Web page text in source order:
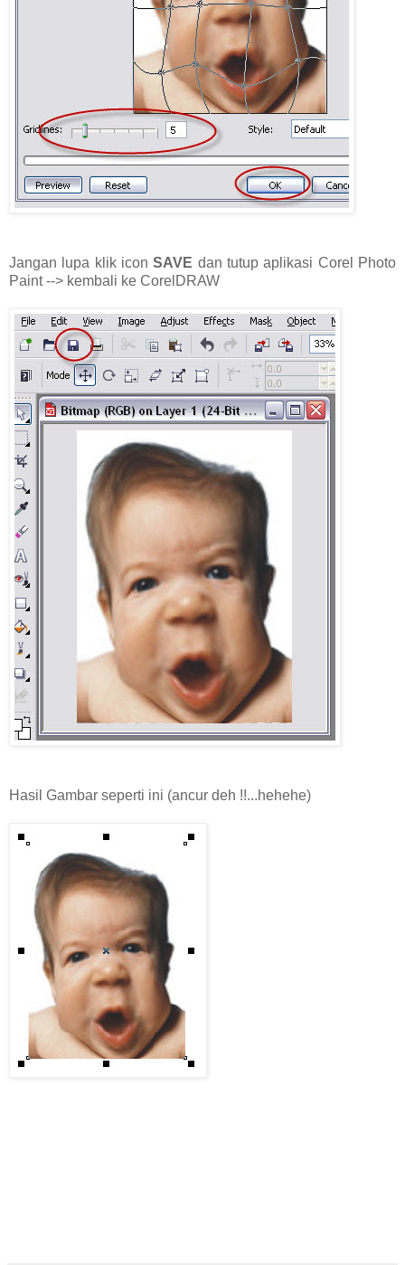
Jangan lupa klik iconSAVE dan tutup aplikasi Corel Photo
Paint --> kembali ke CorelDRAW
Hasil Gambar seperti ini (ancur deh !!...hehehe)